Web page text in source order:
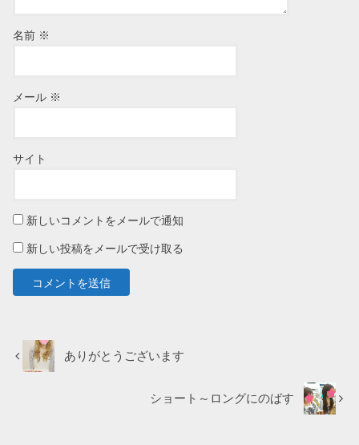
名前 ※
メール ※
サイト
新しいコメントをメールで通知
新しい投稿をメールで受け取る
ありがとうございます
ショート～ロングにのばす